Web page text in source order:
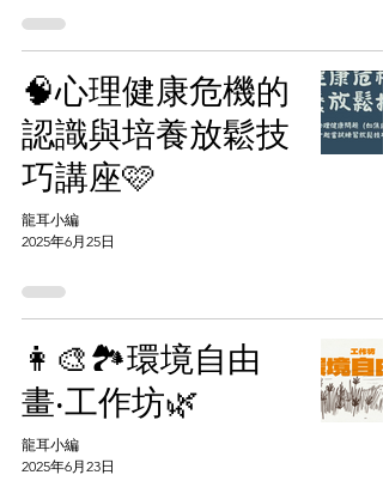
🧠心理健康危機的
認識與培養放鬆技
巧講座🩷
龍耳小編
2025年6月25日
👩‍🎨🏞️環境自由
畫‧工作坊🌿
龍耳小編
2025年6月23日